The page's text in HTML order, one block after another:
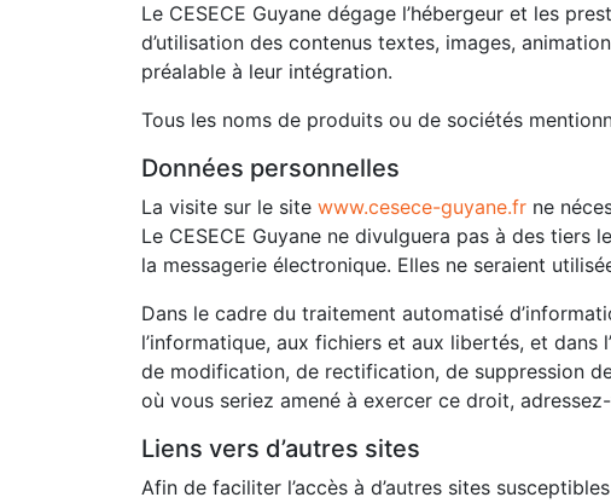
Le CESECE Guyane dégage l’hébergeur et les
d’utilisation des contenus textes, images,
préalable à leur intégration.
Tous les noms de produits ou de sociétés
Données personnelles
La visite sur le site www.cesece-guyane.fr ne
Le CESECE Guyane ne divulguera pas à des
la messagerie électronique. Elles ne seraient
Dans le cadre du traitement automatisé
l’informatique, aux fichiers et aux libertés, et dans
de modification, de rectification, de suppression
où vous seriez amené à exercer ce droit,
Liens vers d’autres sites
Afin de faciliter l’accès à d’autres sites